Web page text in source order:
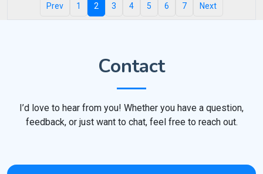
Prev 1 2 3 4 5 6 7 Next
Contact
I’d love to hear from you! Whether you have a question,
feedback, or just want to chat, feel free to reach out.